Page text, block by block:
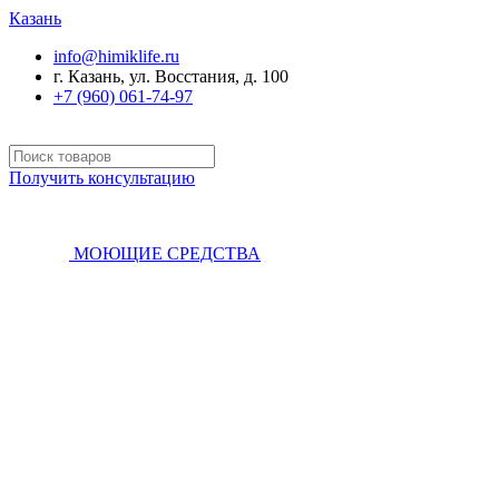
Казань
info@himiklife.ru
г. Казань, ул. Восстания, д. 100
+7 (960) 061-74-97
Получить консультацию
МОЮЩИЕ СРЕДСТВА